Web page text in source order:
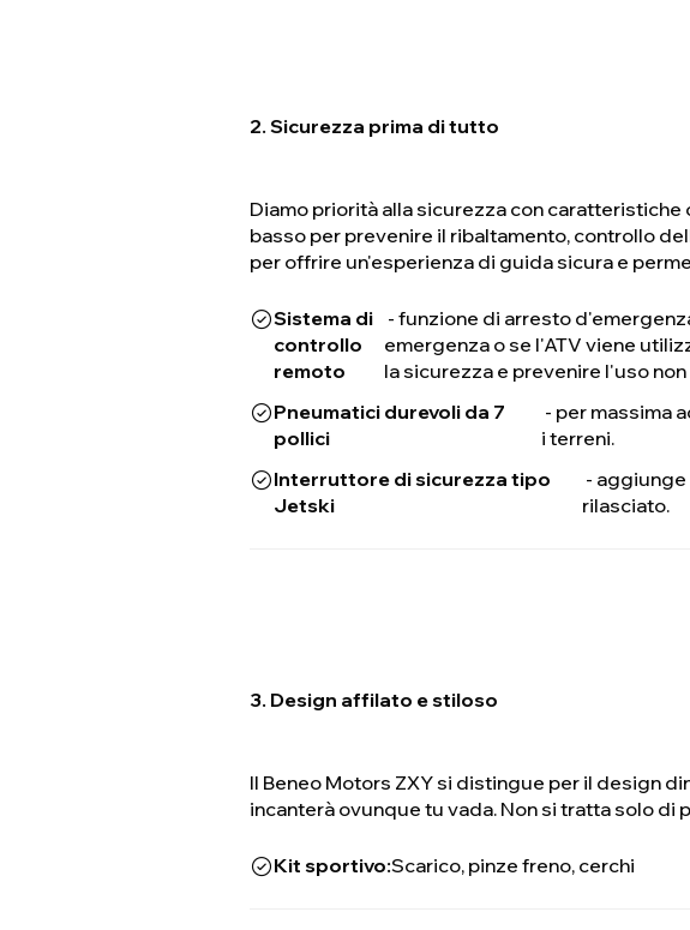
2. Sicurezza prima di tutto
Diamo priorità alla sicurezza con
basso per prevenire il ribaltamento, controllo
per offrire un'esperienza di guida sicura e
Sistema di
controllo
remoto
- funzione di arresto
emergenza o se l'ATV viene
la sicurezza e prevenire l'uso
Pneumatici durevoli da 7
pollici
- per massima
i terreni.
Interruttore di sicurezza tipo
Jetski
-
rilasciato.
3. Design affilato e stiloso
Il Beneo Motors ZXY si distingue per il design
incanterà ovunque tu vada. Non si tratta solo di
Kit sportivo:Scarico, pinze freno, cerchi